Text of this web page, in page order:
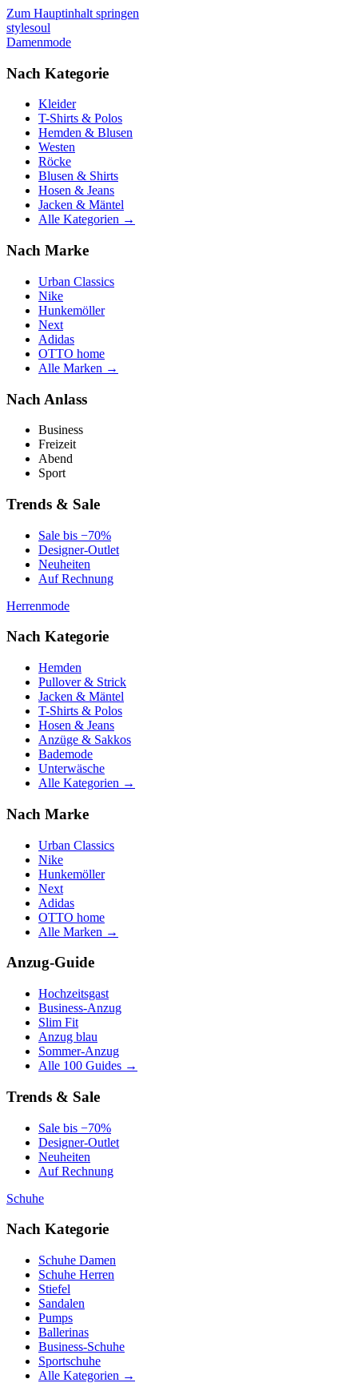
Zum Hauptinhalt springen
stylesoul
Damenmode
Nach Kategorie
Kleider
T-Shirts & Polos
Hemden & Blusen
Westen
Röcke
Blusen & Shirts
Hosen & Jeans
Jacken & Mäntel
Alle Kategorien →
Nach Marke
Urban Classics
Nike
Hunkemöller
Next
Adidas
OTTO home
Alle Marken →
Nach Anlass
Business
Freizeit
Abend
Sport
Trends & Sale
Sale bis −70%
Designer-Outlet
Neuheiten
Auf Rechnung
Herrenmode
Nach Kategorie
Hemden
Pullover & Strick
Jacken & Mäntel
T-Shirts & Polos
Hosen & Jeans
Anzüge & Sakkos
Bademode
Unterwäsche
Alle Kategorien →
Nach Marke
Urban Classics
Nike
Hunkemöller
Next
Adidas
OTTO home
Alle Marken →
Anzug-Guide
Hochzeitsgast
Business-Anzug
Slim Fit
Anzug blau
Sommer-Anzug
Alle 100 Guides →
Trends & Sale
Sale bis −70%
Designer-Outlet
Neuheiten
Auf Rechnung
Schuhe
Nach Kategorie
Schuhe Damen
Schuhe Herren
Stiefel
Sandalen
Pumps
Ballerinas
Business-Schuhe
Sportschuhe
Alle Kategorien →